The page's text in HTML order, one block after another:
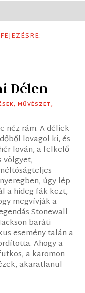
Délen
,MŰVÉSZET,
néz rám. A déliek
lovagol ki, és
lován, a felkelő
völgyet,
úgy lép
a hideg fák közt,
megvívják a
Stonewall
baráti
esemény talán a
Ahogy a
a karomon
akaratlanul